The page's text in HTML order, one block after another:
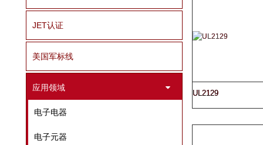
UL2129
JET认证
美国军标线
应用领域
电子电器
电子元器